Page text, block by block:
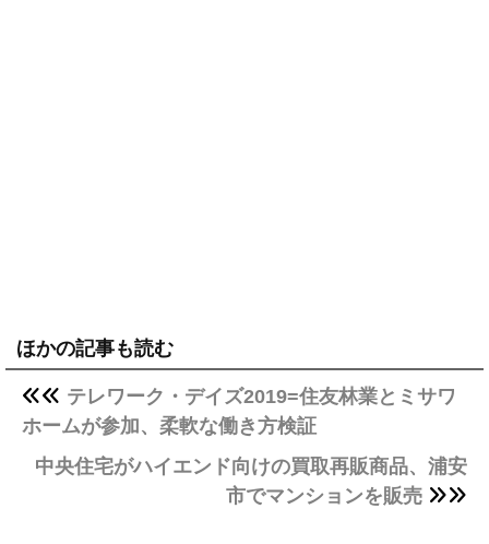
ほかの記事も読む
テレワーク・デイズ2019=住友林業とミサワ
ホームが参加、柔軟な働き方検証
中央住宅がハイエンド向けの買取再販商品、浦安
市でマンションを販売